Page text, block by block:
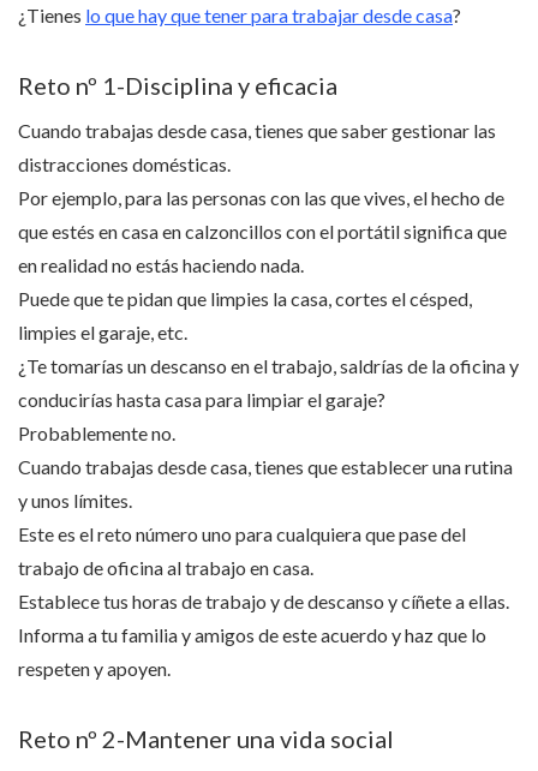
¿Tienes lo que hay que tener para trabajar desde casa?
Reto nº 1-Disciplina y eficacia
Cuando trabajas desde casa, tienes que saber gestionar las
distracciones domésticas.
Por ejemplo, para las personas con las que vives, el hecho de
que estés en casa en calzoncillos con el portátil significa que
en realidad no estás haciendo nada.
Puede que te pidan que limpies la casa, cortes el césped,
limpies el garaje, etc.
¿Te tomarías un descanso en el trabajo, saldrías de la oficina y
conducirías hasta casa para limpiar el garaje?
Probablemente no.
Cuando trabajas desde casa, tienes que establecer una rutina
y unos límites.
Este es el reto número uno para cualquiera que pase del
trabajo de oficina al trabajo en casa.
Establece tus horas de trabajo y de descanso y cíñete a ellas.
Informa a tu familia y amigos de este acuerdo y haz que lo
respeten y apoyen.
Reto nº 2-Mantener una vida social